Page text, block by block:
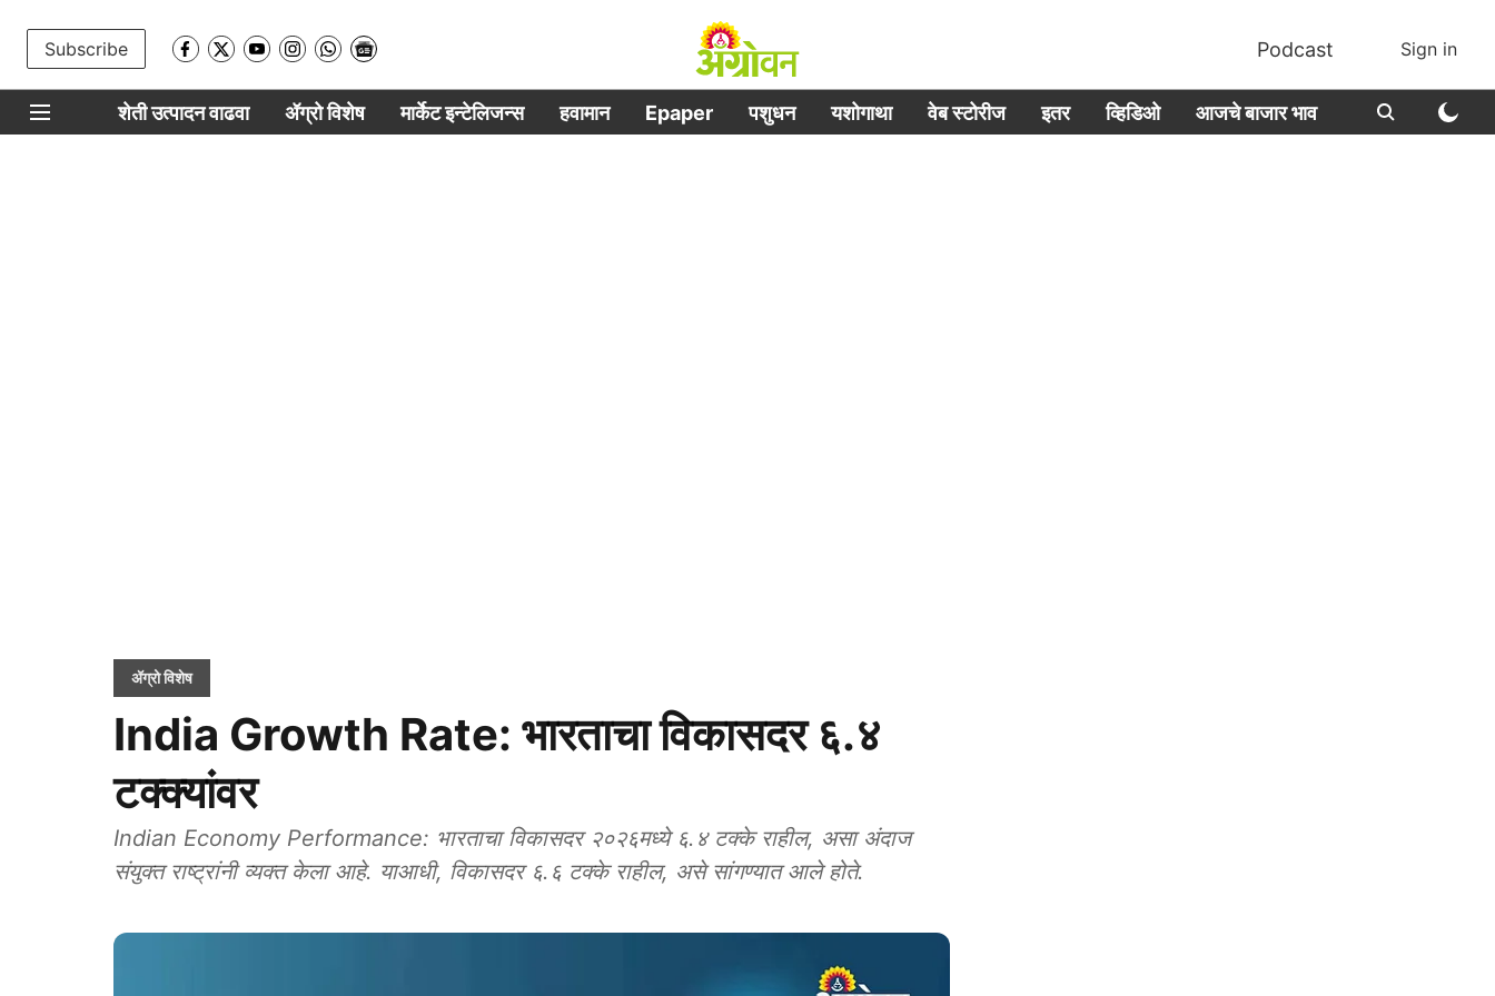
Subscribe Podcast Sign in
शेती उत्पादन वाढवा ॲग्रो विशेष मार्केट इन्टेलिजन्स हवामान Epaper पशुधन यशोगाथा वेब स्टोरीज इतर व्हिडिओ आजचे बाजार भाव
ॲग्रो विशेष
India Growth Rate: भारताचा विकासदर ६.४
टक्क्यांवर
Indian Economy Performance: भारताचा विकासदर २०२६मध्ये ६.४ टक्के राहील, असा अंदाज
संयुक्त राष्ट्रांनी व्यक्त केला आहे. याआधी, विकासदर ६.६ टक्के राहील, असे सांगण्यात आले होते.